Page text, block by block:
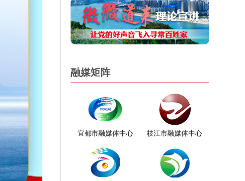
融媒矩阵
宜都市融媒体中心 枝江市融媒体中心